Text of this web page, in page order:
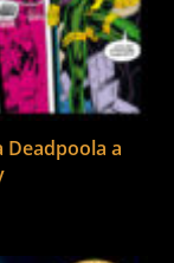
Deadpoola a